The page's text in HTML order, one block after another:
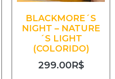
BLACKMORE´S
NIGHT – NATURE
´S LIGHT
(COLORIDO)
299.00R$